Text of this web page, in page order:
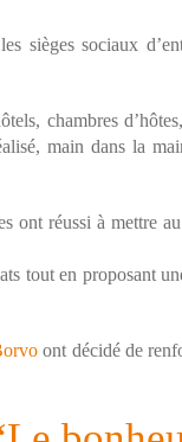
sièges sociaux
chambres
main dans la
ont réussi à mettre
tout en proposant
ont décidé de